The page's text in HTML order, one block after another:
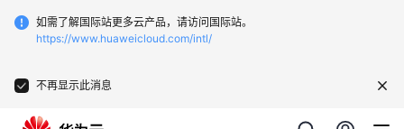
如需了解国际站更多云产品，请访问国际站。
https://www.huaweicloud.com/intl/
不再显示此消息